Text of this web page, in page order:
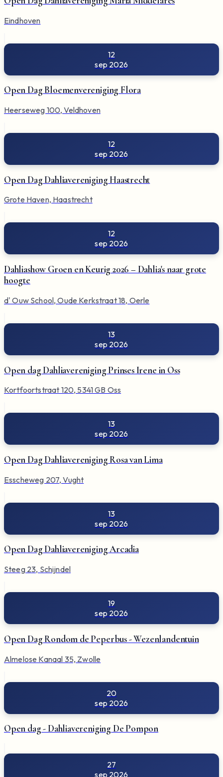
Eindhoven
12
sep 2026
Open Dag Bloemenvereniging Flora
Heerseweg 100, Veldhoven
12
sep 2026
Open Dag Dahliavereniging Haastrecht
Grote Haven, Haastrecht
12
sep 2026
Dahliashow Groen en Keurig 2026 – Dahlia's naar grote
hoogte
d' Ouw School, Oude Kerkstraat 18, Oerle
13
sep 2026
Open dag Dahliavereniging Prinses Irene in Oss
Kortfoortstraat 120, 5341 GB Oss
13
sep 2026
Open Dag Dahliavereniging Rosa van Lima
Esscheweg 207, Vught
13
sep 2026
Open Dag Dahliavereniging Arcadia
Steeg 23, Schijndel
19
sep 2026
Open Dag Rondom de Peperbus - Wezenlandentuin
Almelose Kanaal 35, Zwolle
20
sep 2026
Open dag - Dahliavereniging De Pompon
27
sep 2026